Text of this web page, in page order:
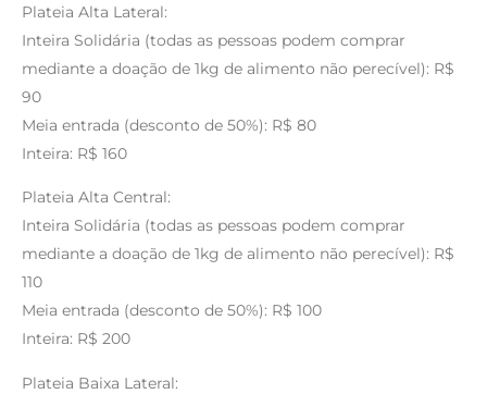
Plateia Alta Lateral:
Inteira Solidária (todas as pessoas podem comprar
mediante a doação de 1kg de alimento não perecível): R$
90
Meia entrada (desconto de 50%): R$ 80
Inteira: R$ 160
Plateia Alta Central:
Inteira Solidária (todas as pessoas podem comprar
mediante a doação de 1kg de alimento não perecível): R$
110
Meia entrada (desconto de 50%): R$ 100
Inteira: R$ 200
Plateia Baixa Lateral: